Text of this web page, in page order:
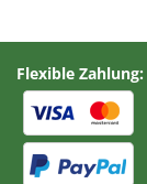
Flexible Zahlung: